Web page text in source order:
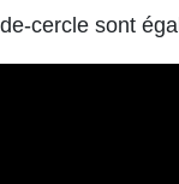
cercle sont